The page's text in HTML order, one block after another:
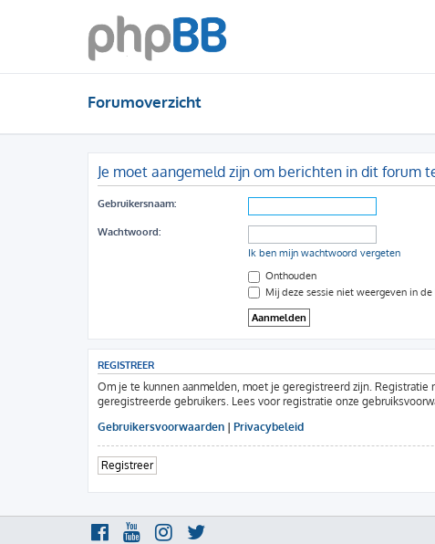
Forumoverzicht
Je moet aangemeld zijn om berichten in dit forum
Gebruikersnaam:
Wachtwoord:
Ik ben mijn wachtwoord vergeten
Onthouden
Mij deze sessie niet weergeven in
REGISTREER
Om je te kunnen aanmelden, moet je geregistreerd zijn.
geregistreerde gebruikers. Lees voor registratie onze
Gebruikersvoorwaarden | Privacybeleid
Registreer